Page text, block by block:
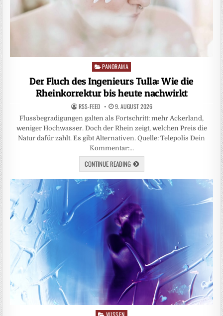
Posted
PANORAMA
Der Fluch des Ingenieurs Tulla: Wie die
Rheinkorrektur bis heute nachwirkt
RSS-FEED 9. AUGUST 2026
Flussbegradigungen galten als Fortschritt: mehr Ackerland,
weniger Hochwasser. Doch der Rhein zeigt, welchen Preis die
Natur dafür zahlt. Es gibt Alternativen. Quelle: Telepolis Dein
Kommentar:…
CONTINUE READING
Posted